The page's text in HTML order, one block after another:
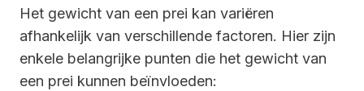
Het gewicht van een prei kan variëren
afhankelijk van verschillende factoren. Hier zijn
enkele belangrijke punten die het gewicht van
een prei kunnen beïnvloeden: